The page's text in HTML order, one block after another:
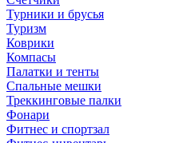
Турники и брусья
Туризм
Коврики
Компасы
Палатки и тенты
Спальные мешки
Треккинговые палки
Фонари
Фитнес и спортзал